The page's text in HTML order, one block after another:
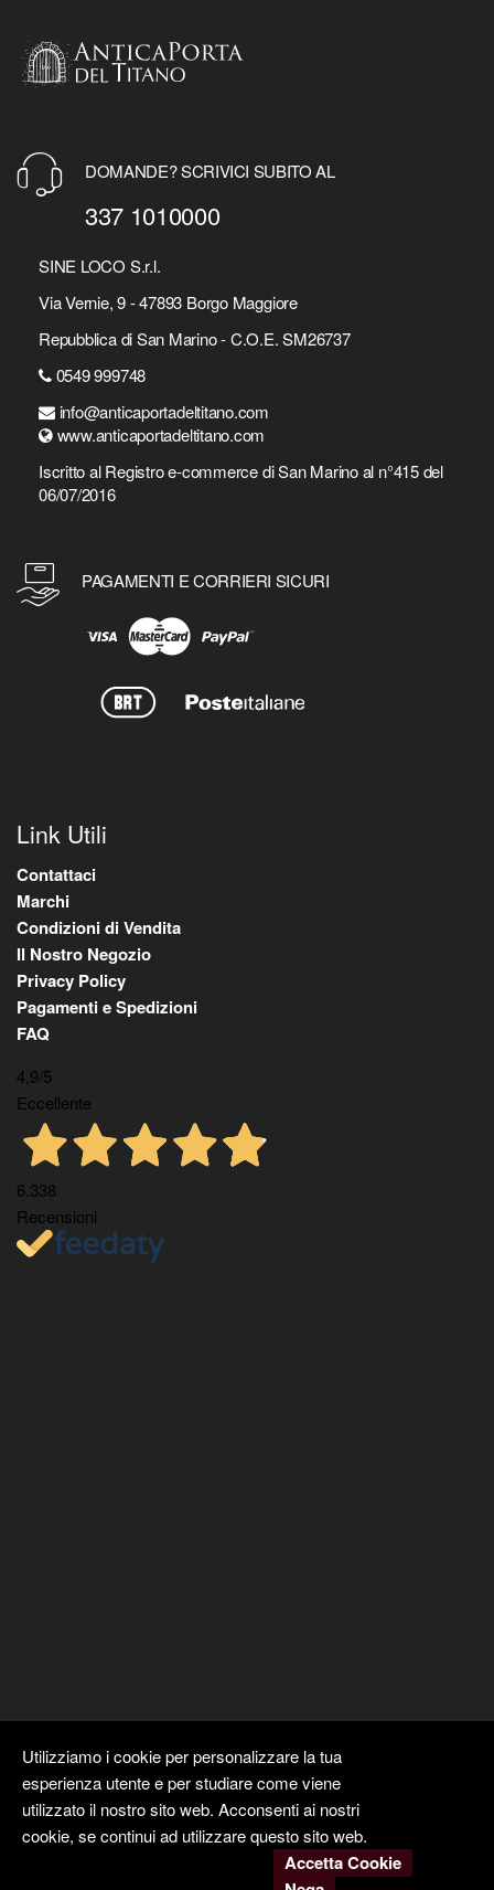
DOMANDE? SCRIVICI SUBITO AL
337 1010000
SINE LOCO S.r.l.
Via Vernie, 9 - 47893 Borgo Maggiore
Repubblica di San Marino - C.O.E. SM26737
0549 999748
info@anticaportadeltitano.com
www.anticaportadeltitano.com
Iscritto al Registro e-commerce di San Marino al n°415 del
06/07/2016
PAGAMENTI E CORRIERI SICURI
Link Utili
Contattaci
Marchi
Condizioni di Vendita
Il Nostro Negozio
Privacy Policy
Pagamenti e Spedizioni
FAQ
4,9/5
Eccellente
6.338
Recensioni
Utilizziamo i cookie per personalizzare la tua
esperienza utente e per studiare come viene
utilizzato il nostro sito web. Acconsenti ai nostri
cookie, se continui ad utilizzare questo sito web.
Accetta Cookie